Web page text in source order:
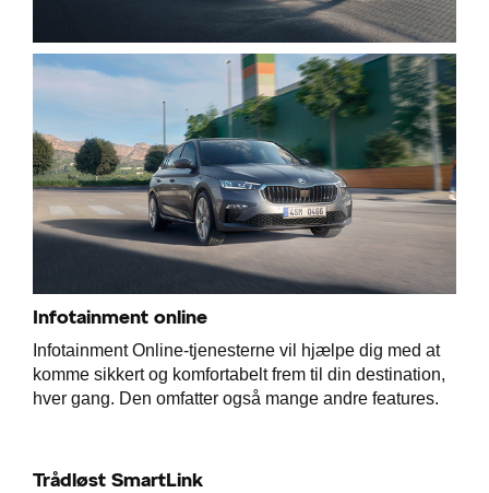
Infotainment online
Infotainment Online-tjenesterne vil hjælpe dig med at
komme sikkert og komfortabelt frem til din destination,
hver gang. Den omfatter også mange andre features.
Trådløst SmartLink